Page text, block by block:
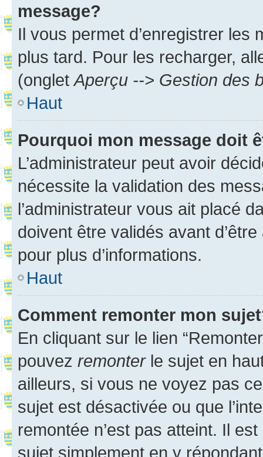
message?
Il vous permet d’enregistrer
plus tard. Pour les recharger,
(onglet Aperçu --> Gestion des
Haut
Pourquoi mon message doit
L’administrateur peut avoir
nécessite la validation des
l’administrateur vous ait placé
doivent être validés avant
pour plus d’informations.
Haut
Comment remonter mon
En cliquant sur le lien
pouvez remonterle sujet en
ailleurs, si vous ne voyez pas
sujet est désactivée ou que
remontée n’est pas atteint. Il
sujet simplement en y